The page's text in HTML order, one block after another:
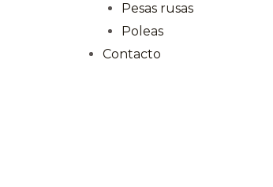
Pesas rusas
Poleas
Contacto